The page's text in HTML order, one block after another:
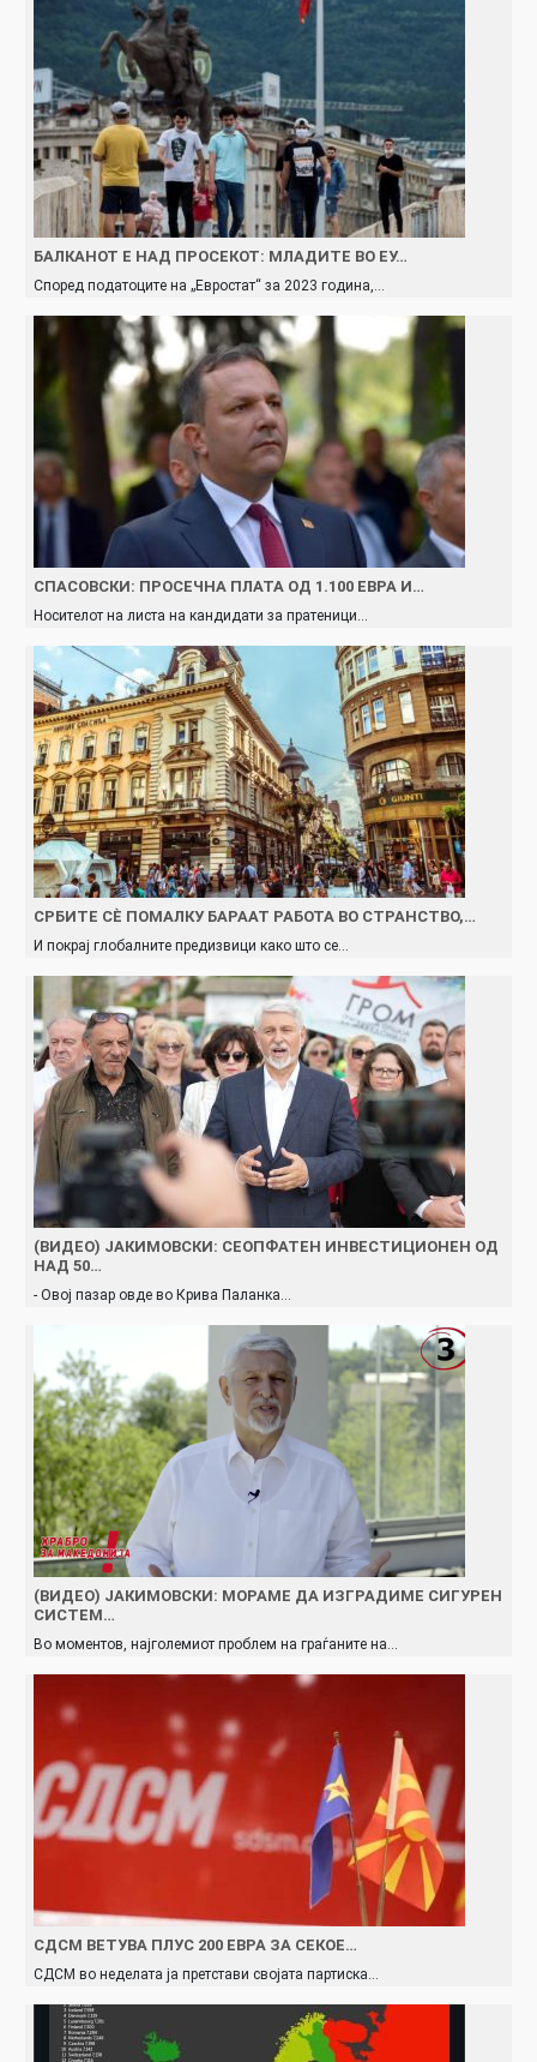
БАЛКАНОТ Е НАД ПРОСЕКОТ: МЛАДИТЕ ВО ЕУ…
Според податоците на „Евростат“ за 2023 година,…
СПАСОВСКИ: ПРОСЕЧНА ПЛАТА ОД 1.100 ЕВРА И…
Носителот на листа на кандидати за пратеници…
СРБИТЕ СЀ ПОМАЛКУ БАРААТ РАБОТА ВО СТРАНСТВО,…
И покрај глобалните предизвици како што се…
(ВИДЕО) ЈАКИМОВСКИ: СЕОПФАТЕН ИНВЕСТИЦИОНЕН ОД
НАД 50…
- Овој пазар овде во Крива Паланка…
(ВИДЕО) ЈАКИМОВСКИ: МОРАМЕ ДА ИЗГРАДИМЕ СИГУРЕН
СИСТЕМ…
Во моментов, најголемиот проблем на граѓаните на…
СДСМ ВЕТУВА ПЛУС 200 ЕВРА ЗА СЕКОЕ…
СДСМ во неделата ја претстави својата партиска…